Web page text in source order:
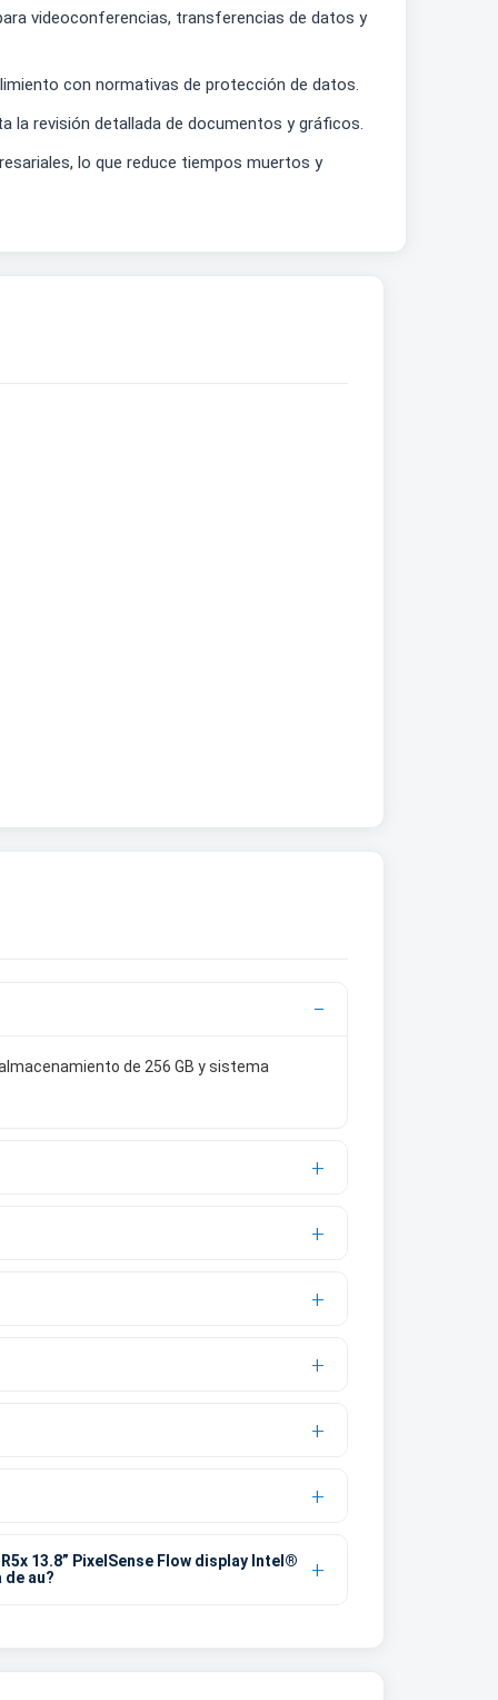
videoconferencias, transferencias de datos y
con normativas de protección de datos.
la revisión detallada de documentos y gráficos.
lo que reduce tiempos muertos y
de 256 GB y sistema
13.8” PixelSense Flow display Intel®
au?